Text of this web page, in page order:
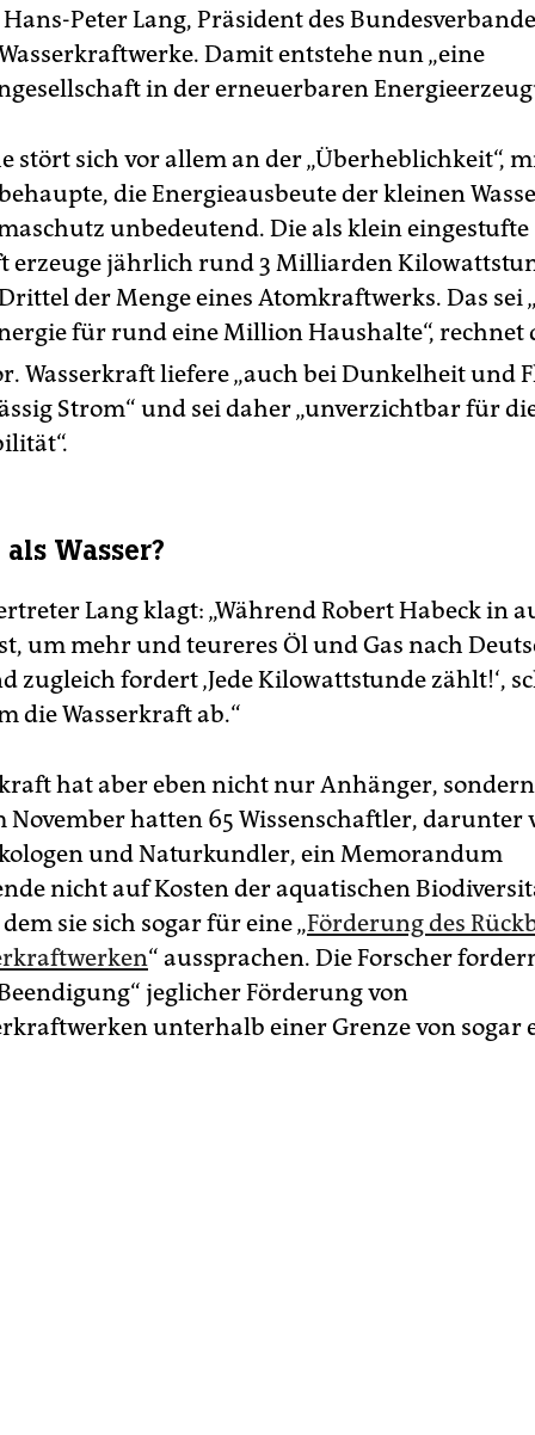
Hans-Peter Lang, Präsident des
Damit entstehe nun „eine
in der erneuerbaren
stört sich vor allem an der „Überheblichkeit“,
die Energieausbeute der kleinen
unbedeutend. Die als klein eingestufte
erzeuge jährlich rund 3 Milliarden
der Menge eines Atomkraftwerks. Das sei
für rund eine Million Haushalte“, rechnet
Wasserkraft liefere „auch bei Dunkelheit und
Strom“ und sei daher „unverzichtbar für
Wasser?
Lang klagt: „Während Robert Habeck in
um mehr und teureres Öl und Gas nach
zugleich fordert ‚Jede Kilowattstunde zählt!‘,
die Wasserkraft ab.“
hat aber eben nicht nur Anhänger,
hatten 65 Wissenschaftler, darunter
und Naturkundler, ein Memorandum
nicht auf Kosten der aquatischen
sie sich sogar für eine „Förderung des
“ aussprachen. Die Forscher
jeglicher Förderung von
unterhalb einer Grenze von sogar